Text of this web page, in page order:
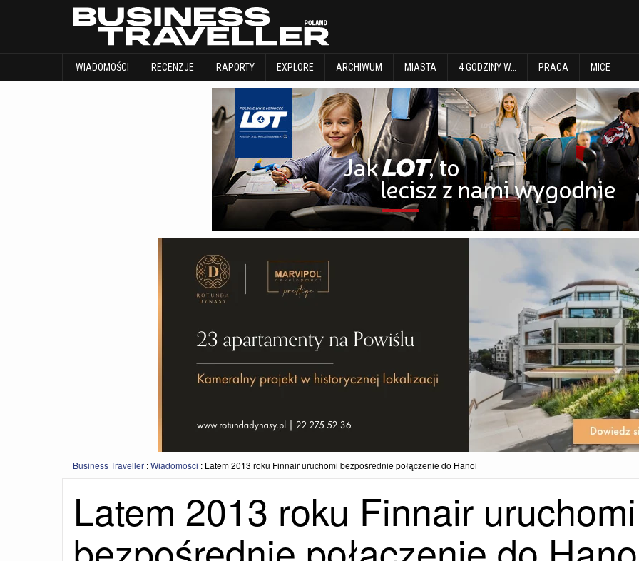
WIADOMOŚCI RECENZJE RAPORTY EXPLORE ARCHIWUM MIASTA 4 GODZINY W… PRACA MICE
WIADOMOŚCI RECENZJE
Business Traveller :Wiadomości : Latem 2013 roku Finnair uruchomi bezpośrednie połączenie do Hanoi
Latem 2013 roku Finnair uruchomi